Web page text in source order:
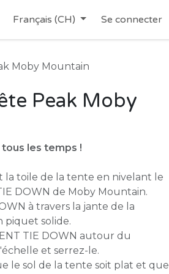
Français (CH) Se connecter
Moby Mountain
Peak Moby
les temps !
toile de la tente en nivelant le
DOWN de Moby Mountain.
à travers la jante de la
piquet solide.
TIE DOWN autour du
et serrez-le.
le sol de la tente soit plat et que